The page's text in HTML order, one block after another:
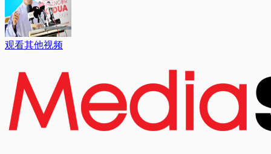
观看其他视频